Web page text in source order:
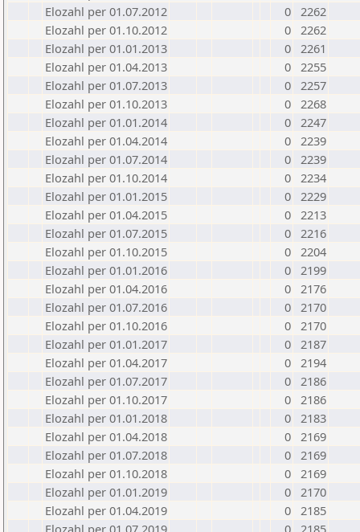
Elozahl per 01.07.2012
0 2262
Elozahl per 01.10.2012
0 2262
Elozahl per 01.01.2013
0 2261
Elozahl per 01.04.2013
0 2255
Elozahl per 01.07.2013
0 2257
Elozahl per 01.10.2013
0 2268
Elozahl per 01.01.2014
0 2247
Elozahl per 01.04.2014
0 2239
Elozahl per 01.07.2014
0 2239
Elozahl per 01.10.2014
0 2234
Elozahl per 01.01.2015
0 2229
Elozahl per 01.04.2015
0 2213
Elozahl per 01.07.2015
0 2216
Elozahl per 01.10.2015
0 2204
Elozahl per 01.01.2016
0 2199
Elozahl per 01.04.2016
0 2176
Elozahl per 01.07.2016
0 2170
Elozahl per 01.10.2016
0 2170
Elozahl per 01.01.2017
0 2187
Elozahl per 01.04.2017
0 2194
Elozahl per 01.07.2017
0 2186
Elozahl per 01.10.2017
0 2186
Elozahl per 01.01.2018
0 2183
Elozahl per 01.04.2018
0 2169
Elozahl per 01.07.2018
0 2169
Elozahl per 01.10.2018
0 2169
Elozahl per 01.01.2019
0 2170
Elozahl per 01.04.2019
0 2185
Elozahl per 01.07.2019
0 2185